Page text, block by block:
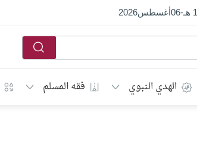
-
06أغسطس2026
الهدي النبوي فقه المسلم